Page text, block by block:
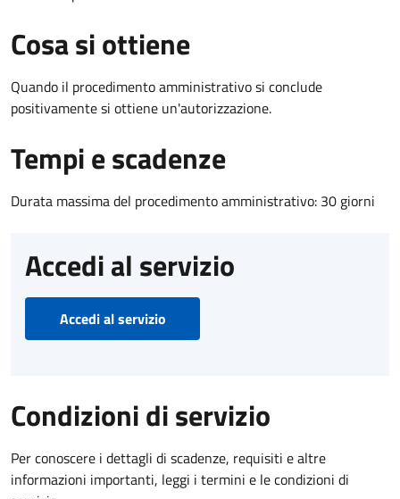
Cosa si ottiene
Quando il procedimento amministrativo si conclude
positivamente si ottiene un'autorizzazione.
Tempi e scadenze
Durata massima del procedimento amministrativo: 30 giorni
Accedi al servizio
Accedi al servizio
Condizioni di servizio
Per conoscere i dettagli di scadenze, requisiti e altre
informazioni importanti, leggi i termini e le condizioni di